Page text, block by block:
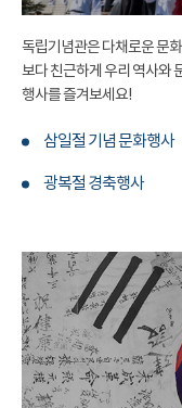
독립기념관은 다채로운 문
보다 친근하게 우리 역사와
행사를 즐겨보세요!
삼일절 기념 문화행사
광복절 경축행사